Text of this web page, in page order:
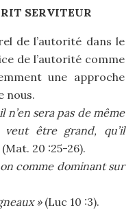
SERVITEUR
de l’autorité dans le
de l’autorité comme
une approche
nous.
n’en sera pas de même
être grand, qu’il
(Mat. 20 :25-26).
comme dominant sur
»(Luc 10 :3).